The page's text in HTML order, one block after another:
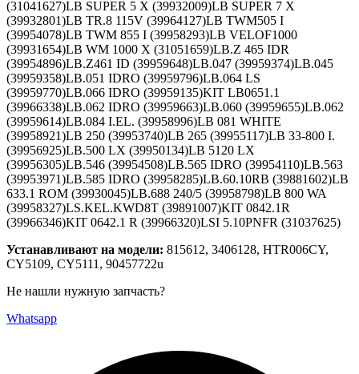
Устанавливают на модели: 815612, 3406128, HTR006CY,
CY5109, CY5111, 90457722u
Не нашли нужную запчасть?
Whatsapp